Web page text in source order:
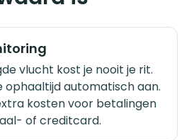
vlucht kost je nooit je rit.
ophaaltijd automatisch aan.
kosten voor betalingen
of creditcard.